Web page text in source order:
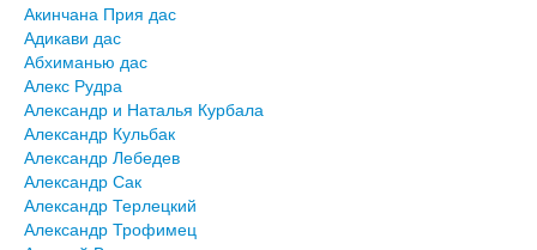
Акинчана Прия дас
Адикави дас
Абхиманью дас
Алекс Рудра
Александр и Наталья Курбала
Александр Кульбак
Александр Лебедев
Александр Сак
Александр Терлецкий
Александр Трофимец